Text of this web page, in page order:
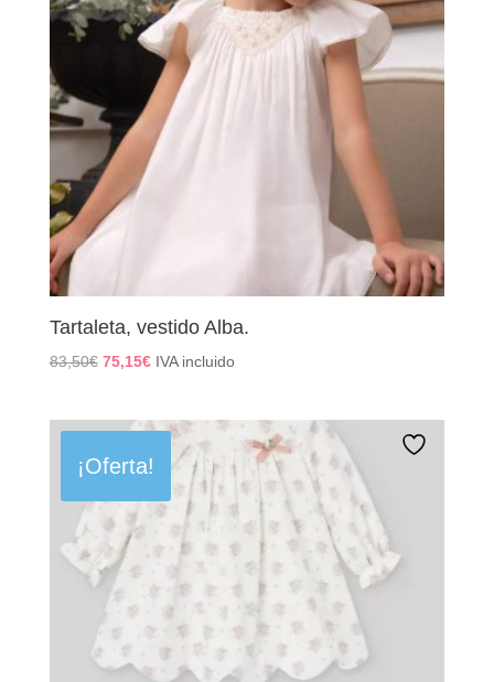
Tartaleta, vestido Alba.
83,50€ El
era:
83,50€.
75,15€El
es:
75,15€.
IVA incluido
¡Oferta!